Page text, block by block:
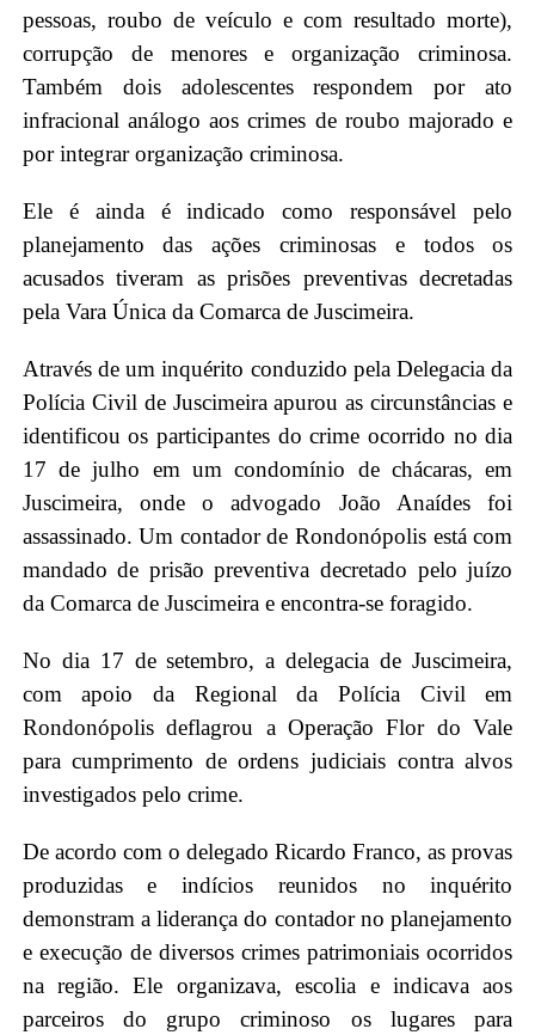
pessoas, roubo de veículo e com resultado morte),
corrupção de menores e organização criminosa.
Também dois adolescentes respondem por ato
infracional análogo aos crimes de roubo majorado e
por integrar organização criminosa.
Ele é ainda é indicado como responsável pelo
planejamento das ações criminosas e todos os
acusados tiveram as prisões preventivas decretadas
pela Vara Única da Comarca de Juscimeira.
Através de um inquérito conduzido pela Delegacia da
Polícia Civil de Juscimeira apurou as circunstâncias e
identificou os participantes do crime ocorrido no dia
17 de julho em um condomínio de chácaras, em
Juscimeira, onde o advogado João Anaídes foi
assassinado. Um contador de Rondonópolis está com
mandado de prisão preventiva decretado pelo juízo
da Comarca de Juscimeira e encontra-se foragido.
No dia 17 de setembro, a delegacia de Juscimeira,
com apoio da Regional da Polícia Civil em
Rondonópolis deflagrou a Operação Flor do Vale
para cumprimento de ordens judiciais contra alvos
investigados pelo crime.
De acordo com o delegado Ricardo Franco, as provas
produzidas e indícios reunidos no inquérito
demonstram a liderança do contador no planejamento
e execução de diversos crimes patrimoniais ocorridos
na região. Ele organizava, escolia e indicava aos
parceiros do grupo criminoso os lugares para